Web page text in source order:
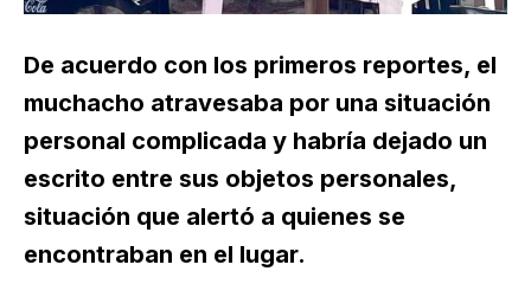
De acuerdo con los primeros reportes, el
muchacho atravesaba por una situación
personal complicada y habría dejado un
escrito entre sus objetos personales,
situación que alertó a quienes se
encontraban en el lugar.